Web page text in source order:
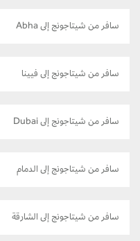
سافر من شيتاجونج إلى Abha
سافر من شيتاجونج إلى فيينا
سافر من شيتاجونج إلى Dubai
سافر من شيتاجونج إلى الدمام
سافر من شيتاجونج إلى الشارقة